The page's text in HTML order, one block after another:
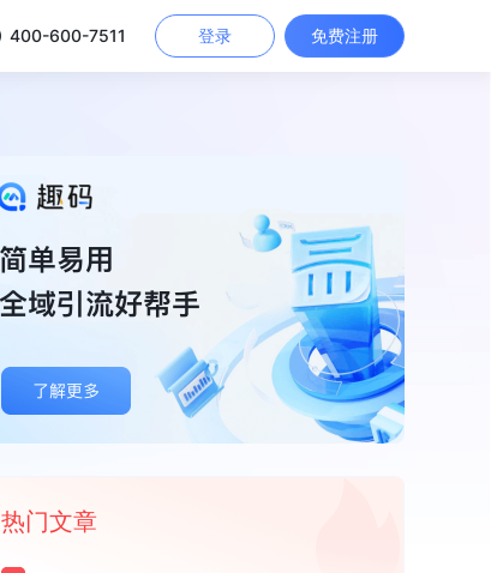
400-600-7511 登录 免费注册
热门文章